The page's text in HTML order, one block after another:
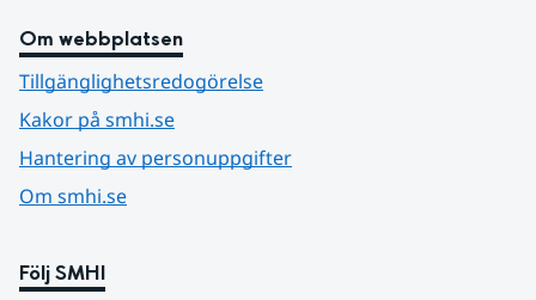
Om webbplatsen
Tillgänglighetsredogörelse
Kakor på smhi.se
Hantering av personuppgifter
Om smhi.se
Följ SMHI